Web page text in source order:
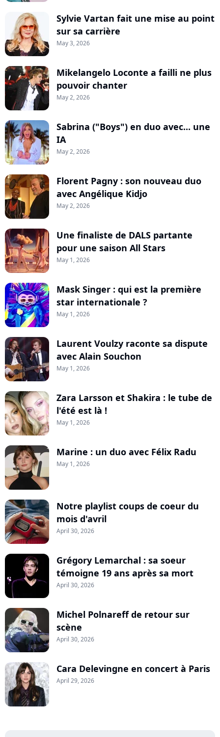
Sylvie Vartan fait une mise au point
sur sa carrière
May 3, 2026
Mikelangelo Loconte a failli ne plus
pouvoir chanter
May 2, 2026
Sabrina ("Boys") en duo avec... une
IA
May 2, 2026
Florent Pagny : son nouveau duo
avec Angélique Kidjo
May 2, 2026
Une finaliste de DALS partante
pour une saison All Stars
May 1, 2026
Mask Singer : qui est la première
star internationale ?
May 1, 2026
Laurent Voulzy raconte sa dispute
avec Alain Souchon
May 1, 2026
Zara Larsson et Shakira : le tube de
l'été est là !
May 1, 2026
Marine : un duo avec Félix Radu
May 1, 2026
Notre playlist coups de coeur du
mois d'avril
April 30, 2026
Grégory Lemarchal : sa soeur
témoigne 19 ans après sa mort
April 30, 2026
Michel Polnareff de retour sur
scène
April 30, 2026
Cara Delevingne en concert à Paris
April 29, 2026